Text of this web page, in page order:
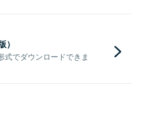
）
式でダウンロードできま